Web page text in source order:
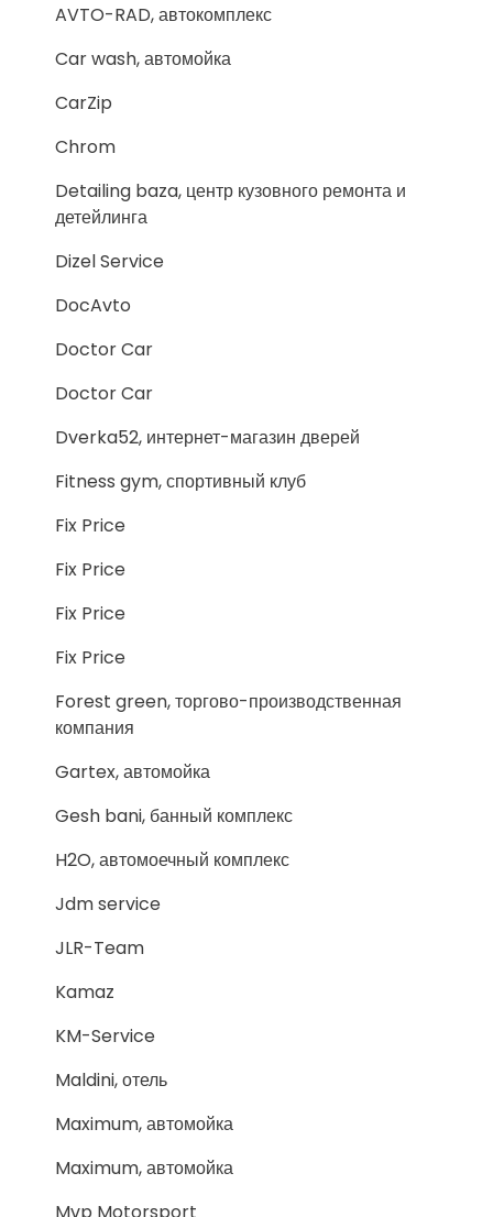
AVTO-RAD, автокомплекс
Car wash, автомойка
CarZip
Chrom
Detailing baza, центр кузовного ремонта и
детейлинга
Dizel Service
DocAvto
Doctor Car
Doctor Car
Dverka52, интернет-магазин дверей
Fitness gym, спортивный клуб
Fix Price
Fix Price
Fix Price
Fix Price
Forest green, торгово-производственная
компания
Gartex, автомойка
Gesh bani, банный комплекс
H2O, автомоечный комплекс
Jdm service
JLR-Team
Kamaz
KM-Service
Maldini, отель
Maximum, автомойка
Maximum, автомойка
Mvp Motorsport